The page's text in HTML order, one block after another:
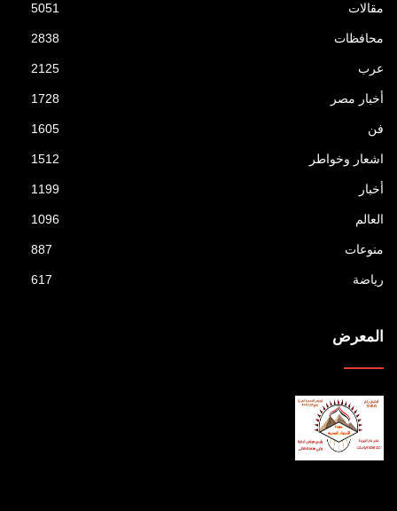
مقالات 5051
محافظات 2838
عرب 2125
أخبار مصر 1728
فن 1605
اشعار وخواطر 1512
أخبار 1199
العالم 1096
منوعات 887
رياضة 617
المعرض